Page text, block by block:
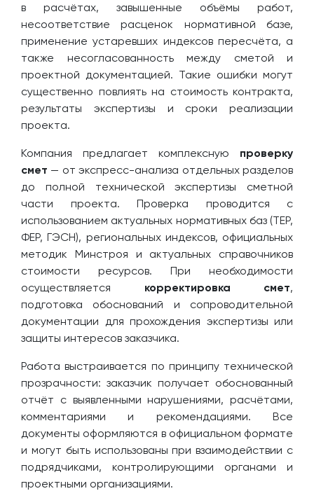
в расчётах, завышенные объёмы работ,
несоответствие расценок нормативной базе,
применение устаревших индексов пересчёта, а
также несогласованность между сметой и
проектной документацией. Такие ошибки могут
существенно повлиять на стоимость контракта,
результаты экспертизы и сроки реализации
проекта.
Компания предлагает комплексную проверку
смет — от экспресс-анализа отдельных разделов
до полной технической экспертизы сметной
части проекта. Проверка проводится с
использованием актуальных нормативных баз (ТЕР,
ФЕР, ГЭСН), региональных индексов, официальных
методик Минстроя и актуальных справочников
стоимости ресурсов. При необходимости
осуществляется корректировка смет,
подготовка обоснований и сопроводительной
документации для прохождения экспертизы или
защиты интересов заказчика.
Работа выстраивается по принципу технической
прозрачности: заказчик получает обоснованный
отчёт с выявленными нарушениями, расчётами,
комментариями и рекомендациями. Все
документы оформляются в официальном формате
и могут быть использованы при взаимодействии с
подрядчиками, контролирующими органами и
проектными организациями.